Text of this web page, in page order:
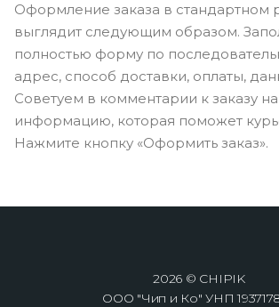
Оформление заказа в стандартном
выглядит следующим образом.
полностью форму по
адрес, способ доставки, оплаты,
Советуем в комментарии к заказу
информацию, которая поможет
Нажмите кнопку «Оформить заказ».
2026 © CHIPIK
ООО "Чип и Ко" УНП